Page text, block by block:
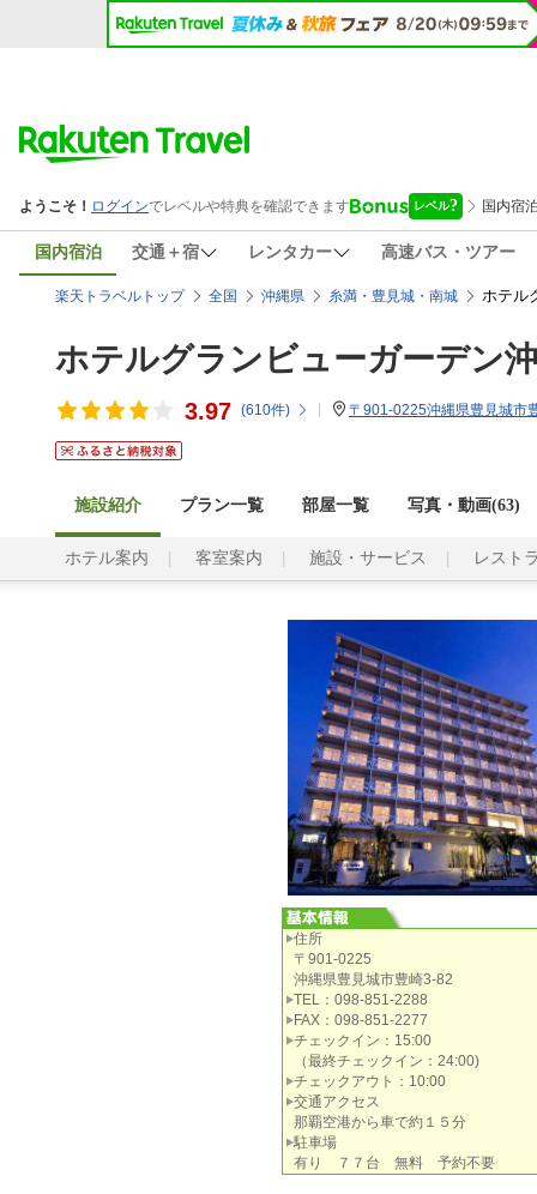
国内宿泊 交通＋宿 レンタカー 高速バス・ツアー
楽天トラベルトップ 全国 沖縄県 糸満・豊見城・南城 ホテル
ホテルグランビューガーデン
3.97 (610件) 〒901-0225沖縄県豊見城市
施設紹介 プラン一覧 部屋一覧 写真・動画(63)
ホテル案内 客室案内 施設・サービス レスト
住所
〒901-0225
沖縄県豊見城市豊崎3-82
TEL：098-851-2288
FAX：098-851-2277
チェックイン：15:00
（最終チェックイン：24:00)
チェックアウト：10:00
交通アクセス
那覇空港から車で約１５分
駐車場
有り ７７台 無料 予約不要